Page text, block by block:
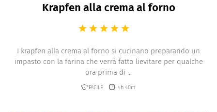
Krapfen alla crema al forno
I krapfen alla crema al forno si cucinano preparando un
impasto con la farina che verrà fatto lievitare per qualche
ora prima di ...
FACILE 4h 40m